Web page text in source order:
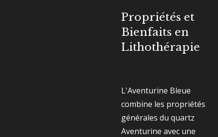
Propriétés et
Bienfaits en
Lithothérapie
L'Aventurine Bleue
combine les propriétés
générales du quartz
Aventurine avec une